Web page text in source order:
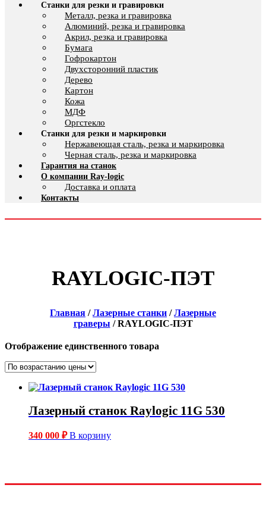
Станки для резки и гравировки
Металл, резка и гравировка
Алюминий, резка и гравировка
Акрил, резка и гравировка
Бумага
Гофрокартон
Двухсторонний пластик
Дерево
Картон
Кожа
МДФ
Оргстекло
Станки для резки и маркировки
Нержавеющая сталь, резка и маркировка
Черная сталь, резка и маркировка
Гарантия на станок
О компании Ray-logic
Доставка и оплата
Контакты
RAYLOGIC-ПЭТ
Главная /Лазерные станки /Лазерные
граверы / RAYLOGIC-ПЭТ
Отображение единственного товара
Лазерный станок Raylogic 11G 530
340 000 ₽ В корзину